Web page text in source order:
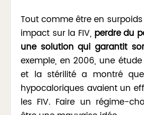
Tout comme être en
impact sur la FIV, perdre du
une solution qui garantit
exemple, en 2006, une étude
et la stérilité a montré
hypocaloriques avaient un
les FIV. Faire un régime-